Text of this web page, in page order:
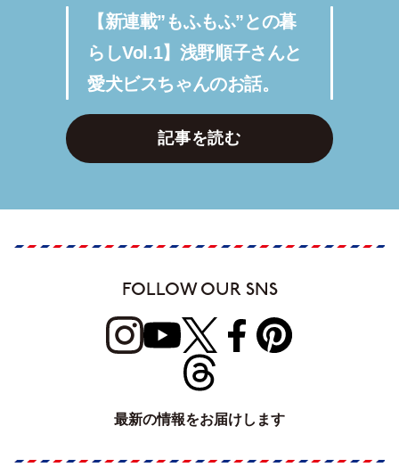
【新連載”もふもふ”との暮
らしVol.1】浅野順子さんと
愛犬ビスちゃんのお話。
記事を読む
FOLLOW OUR SNS
最新の情報をお届けします